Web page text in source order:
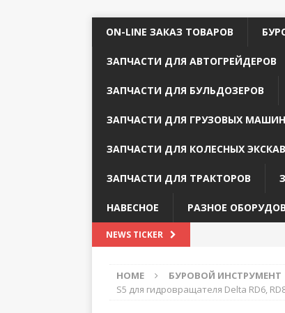
ON-LINE ЗАКАЗ ТОВАРОВ
ЗАПЧАСТИ ДЛЯ АВТОГРЕЙДЕРОВ
ЗАПЧАСТИ ДЛЯ БУЛЬДОЗЕРОВ
ЗАПЧАСТИ ДЛЯ ГРУЗОВЫХ МАШИН
ЗАПЧАСТИ ДЛЯ КОЛЕСНЫХ
ЗАПЧАСТИ ДЛЯ ТРАКТОРОВ
НАВЕСНОЕ РАЗНОЕ
NEWS TICKER
HOME БУРОВОЙ ИНСТРУМЕНТ
S5 для гидровращателя Delta RD6,